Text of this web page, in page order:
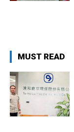
MUST READ